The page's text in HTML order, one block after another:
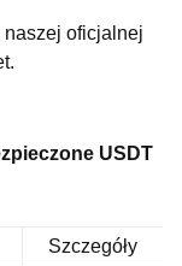
naszej oficjalnej
USDT
Szczegóły